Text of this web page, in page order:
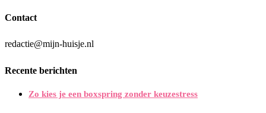
Contact
redactie@mijn-huisje.nl
Recente berichten
Zo kies je een boxspring zonder keuzestress